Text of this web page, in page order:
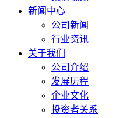
新闻中心
公司新闻
行业资讯
关于我们
公司介绍
发展历程
企业文化
投资者关系